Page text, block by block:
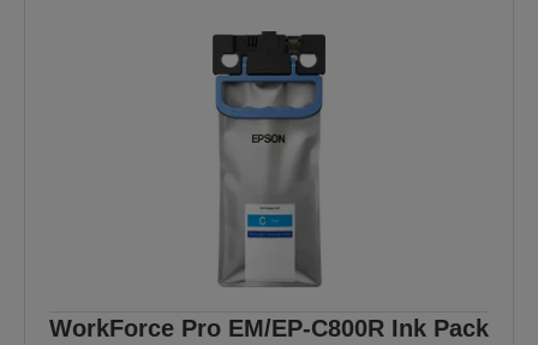
WorkForce Pro EM/EP-C800R Ink Pack